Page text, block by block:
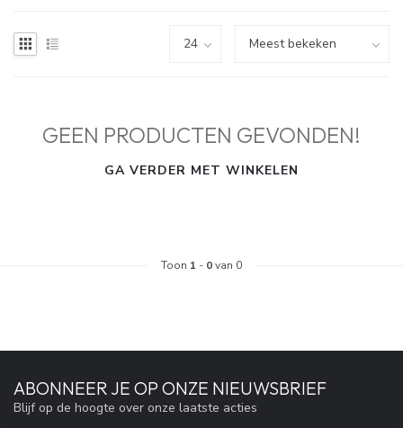
GEEN PRODUCTEN GEVONDEN!
GA VERDER MET WINKELEN
Toon 1 - 0van 0
ABONNEER JE OP ONZE NIEUWSBRIEF
Blijf op de hoogte over onze laatste acties